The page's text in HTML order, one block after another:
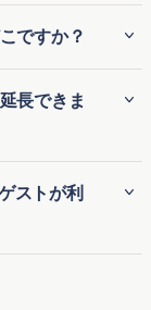
、滞在中は自宅
の柔軟な予
バランスを求め
望がある場合
話を通じて簡単
たちの対応の早
なときにお手伝
ですか？
で静かなライフ
める方には、ダ
るアートシー
トライフを誇り
場合は、ギャラ
ローズベルトロ
長できま
いただける柔軟
長をリクエスト
をご確認いただ
ストが利